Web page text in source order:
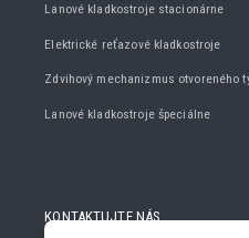
Lanové kladkostroje stacionárne
Elektrické reťazové kladkostroje
Zdvihový mechanizmus otvoreného
Lanové kladkostroje špeciálne
KONTAKTUJTE NÁS